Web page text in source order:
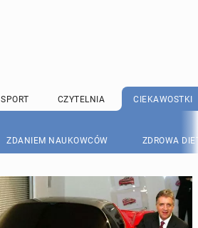
SPORT CZYTELNIA CIEKAWOSTKI
ZDANIEM NAUKOWCÓW ZDROWA